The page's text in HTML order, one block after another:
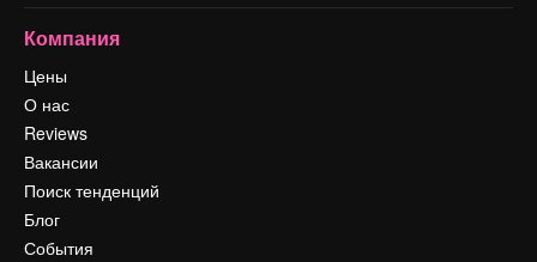
Компания
Цены
О нас
Reviews
Вакансии
Поиск тенденций
Блог
События